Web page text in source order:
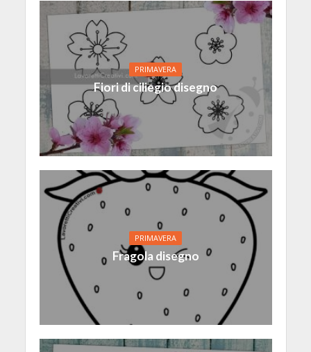
PRIMAVERA
Fiori di ciliegio disegno
PRIMAVERA
Fragola disegno